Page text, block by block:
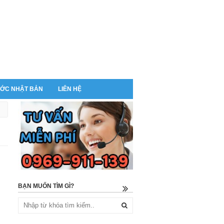
NHẬT BẢN LIÊN HỆ
BẠN MUỐN TÌM GÌ?